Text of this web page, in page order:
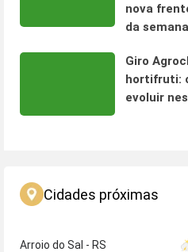
nova
da semana
Giro
hortifruti:
evoluir
Cidades próximas
Arroio do Sal - RS